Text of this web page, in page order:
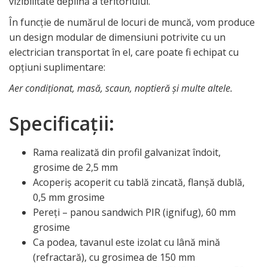
În funcție de numărul de locuri de muncă, vom produce
un design modular de dimensiuni potrivite cu un
electrician transportat în el, care poate fi echipat cu
opțiuni suplimentare:
Aer condiționat, masă, scaun, noptieră și multe altele.
Specificații:
Rama realizată din profil galvanizat îndoit,
grosime de 2,5 mm
Acoperiș acoperit cu tablă zincată, flanșă dublă,
0,5 mm grosime
Pereți – panou sandwich PIR (ignifug), 60 mm
grosime
Ca podea, tavanul este izolat cu lână mină
(refractară), cu grosimea de 150 mm